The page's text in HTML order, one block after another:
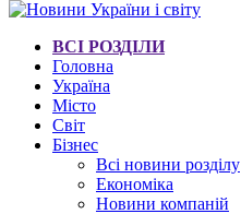
ВСІ РОЗДІЛИ
Головна
Україна
Місто
Світ
Бізнес
Всі новини розділу
Економіка
Новини компаній